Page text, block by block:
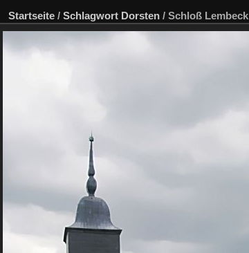
Startseite / Schlagwort Dorsten / Schloß Lembeck